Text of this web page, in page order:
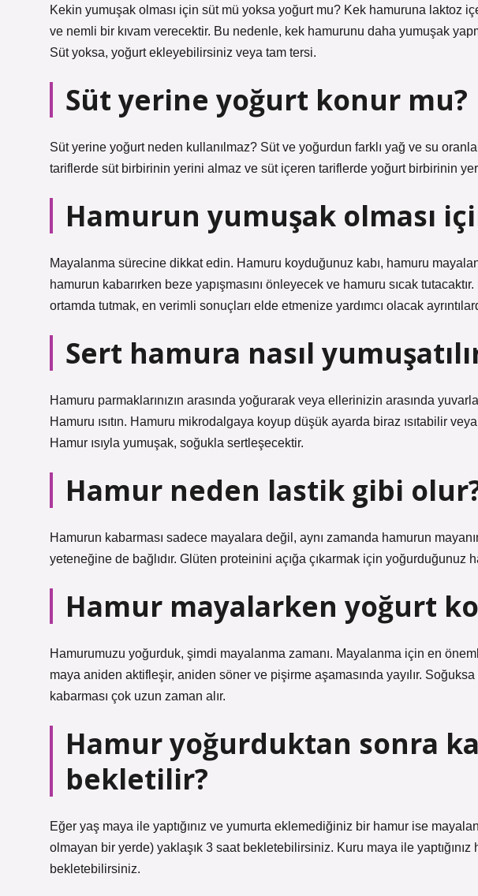
Kekin yumuşak olması için süt mü yoksa yoğurt mu? Kek hamuruna laktoz
ve nemli bir kıvam verecektir. Bu nedenle, kek hamurunu daha yumuşak
Süt yoksa, yoğurt ekleyebilirsiniz veya tam tersi.
Süt yerine yoğurt konur mu?
Süt yerine yoğurt neden kullanılmaz? Süt ve yoğurdun farklı yağ ve su
tariflerde süt birbirinin yerini almaz ve süt içeren tariflerde yoğurt birbirinin
Hamurun yumuşak olması
Mayalanma sürecine dikkat edin. Hamuru koyduğunuz kabı, hamuru
hamurun kabarırken beze yapışmasını önleyecek ve hamuru sıcak
ortamda tutmak, en verimli sonuçları elde etmenize yardımcı olacak
Sert hamura nasıl
Hamuru parmaklarınızın arasında yoğurarak veya ellerinizin arasında
Hamuru ısıtın. Hamuru mikrodalgaya koyup düşük ayarda biraz ısıtabilir
Hamur ısıyla yumuşak, soğukla ​​sertleşecektir.
Hamur neden lastik gibi
Hamurun kabarması sadece mayalara değil, aynı zamanda hamurun
yeteneğine de bağlıdır. Glüten proteinini açığa çıkarmak için yoğurduğunuz
Hamur mayalarken yoğurt
Hamurumuzu yoğurduk, şimdi mayalanma zamanı. Mayalanma için en
maya aniden aktifleşir, aniden söner ve pişirme aşamasında yayılır.
kabarması çok uzun zaman alır.
Hamur yoğurduktan sonra
bekletilir?
Eğer yaş maya ile yaptığınız ve yumurta eklemediğiniz bir hamur ise
olmayan bir yerde) yaklaşık 3 saat bekletebilirsiniz. Kuru maya ile yaptığınız
bekletebilirsiniz.